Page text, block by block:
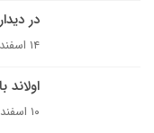
در
۱۴ اسفند ۱۳۹۱
اولاند
۱۰ اسفند ۱۳۹۱